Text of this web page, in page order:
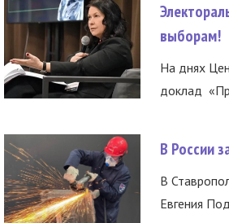
выборам!
На днях
доклад
В России
В
Евгения